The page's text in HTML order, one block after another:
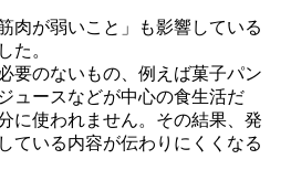
肉が弱いこと」も影響している
た。
要のないもの、例えば菓子パン
ュースなどが中心の食生活だ
に使われません。その結果、発
ている内容が伝わりにくくなる